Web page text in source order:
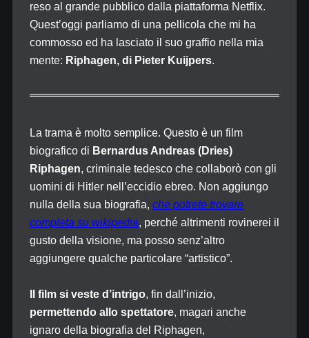
reso al grande pubblico dalla piattaforma Netflix.
Quest’oggi parliamo di una pellicola che mi ha
commosso ed ha lasciato il suo graffio nella mia
mente: Riphagen, di Pieter Kuijpers.
La trama è molto semplice. Questo è un film
biografico di Bernardus Andreas (Dries)
Riphagen, criminale tedesco che collaborò con gli
uomini di Hitler nell’eccidio ebreo. Non aggiungo
nulla della sua biografia, che potrete trovare
completa su wikipedia, perché altrimenti rovinerei il
gusto della visione, ma posso senz’altro
aggiungere qualche particolare “artistico”.
Il film si veste d’intrigo, fin dall’inizio,
permettendo allo spettatore, magari anche
ignaro della biografia del Riphagen,